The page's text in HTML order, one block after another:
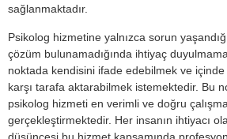
sağlanmaktadır.
Psikolog hizmetine yalnızca sorun
çözüm bulunamadığında ihtiyaç
noktada kendisini ifade edebilmek ve
karşı tarafa aktarabilmek istemektedir. Bu
psikolog hizmeti en verimli ve doğru
gerçekleştirmektedir. Her insanın ihtiyacı
düşüncesi bu hizmet kapsamında